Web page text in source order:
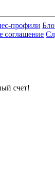
профили
соглашение
счет!